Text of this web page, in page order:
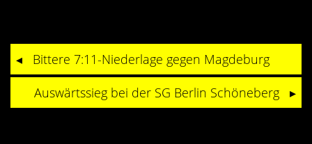
Bittere 7:11-Niederlage gegen Magdeburg
Auswärtssieg bei der SG Berlin Schöneberg